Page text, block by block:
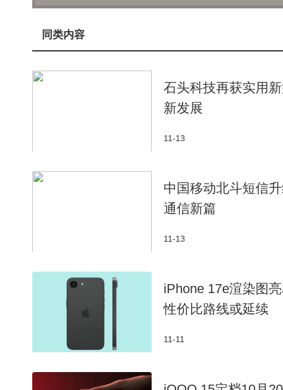
助手已成为新的控制中枢。更为深远的变化发生在后台
乐。这种超越用户预期的智能进化，正悄然模糊着工具
智能家居不仅创造了前所未有的便利，还拓展了全
在这样的时代背景下，京华盛优品项目负责人深刻
基础，互联网为渠道，通过小程序搭建商城，利用公众
同类内容
石头科技再获实用
新发展
11-13
中国移动北斗短信
通信新篇
11-13
iPhone 17e渲染图
性价比路线或延续
11-11